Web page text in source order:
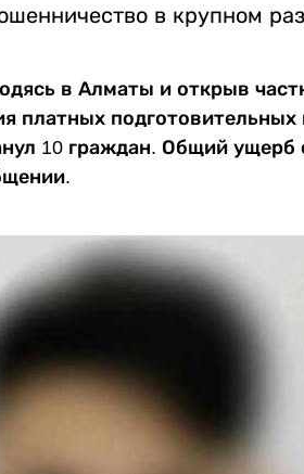
в крупном
в Алматы и открыв
платных подготовительных
10 граждан. Общий ущерб